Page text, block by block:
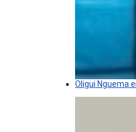
Oligui Nguema